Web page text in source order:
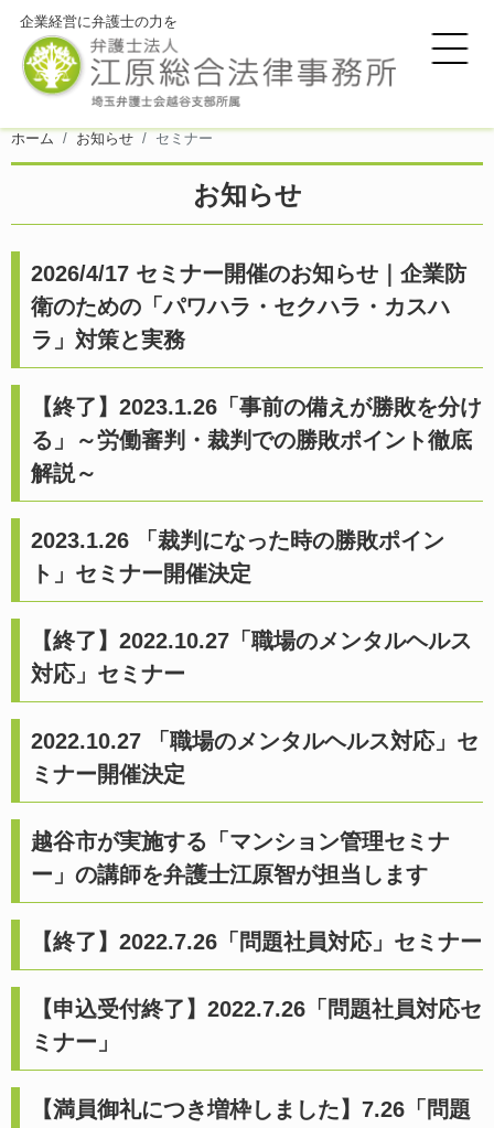
企業経営に弁護士の力を
ホーム お知らせ セミナー
お知らせ
2026/4/17 セミナー開催のお知らせ｜企業防
衛のための「パワハラ・セクハラ・カスハ
ラ」対策と実務
【終了】2023.1.26「事前の備えが勝敗を分け
る」～労働審判・裁判での勝敗ポイント徹底
解説～
2023.1.26 「裁判になった時の勝敗ポイン
ト」セミナー開催決定
【終了】2022.10.27「職場のメンタルヘルス
対応」セミナー
2022.10.27 「職場のメンタルヘルス対応」セ
ミナー開催決定
越谷市が実施する「マンション管理セミナ
ー」の講師を弁護士江原智が担当します
【終了】2022.7.26「問題社員対応」セミナー
【申込受付終了】2022.7.26「問題社員対応セ
ミナー」
【満員御礼につき増枠しました】7.26「問題